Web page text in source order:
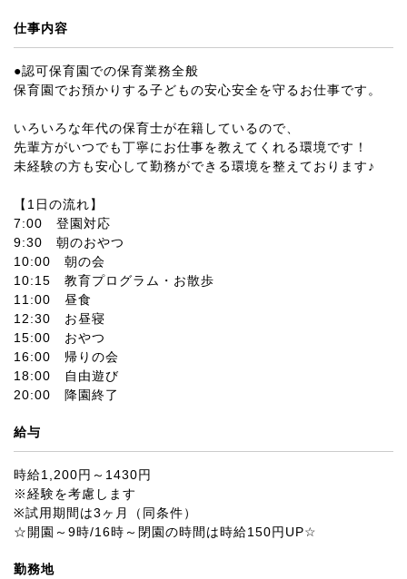
仕事内容
●認可保育園での保育業務全般
保育園でお預かりする子どもの安心安全を守るお仕事です。
いろいろな年代の保育士が在籍しているので、
先輩方がいつでも丁寧にお仕事を教えてくれる環境です！
未経験の方も安心して勤務ができる環境を整えております♪
【1日の流れ】
7:00 登園対応
9:30 朝のおやつ
10:00 朝の会
10:15 教育プログラム・お散歩
11:00 昼食
12:30 お昼寝
15:00 おやつ
16:00 帰りの会
18:00 自由遊び
20:00 降園終了
給与
時給1,200円～1430円
※経験を考慮します
※試用期間は3ヶ月（同条件）
☆開園～9時/16時～閉園の時間は時給150円UP☆
勤務地